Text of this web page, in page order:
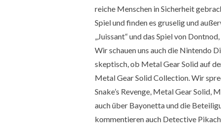
reiche Menschen in Sicherheit
Spiel und finden es gruselig und
„Juissant“ und das Spiel von
Wir schauen uns auch die Nintendo
skeptisch, ob Metal Gear Solid auf
Metal Gear Solid Collection. Wir
Snake’s Revenge, Metal Gear Solid,
auch über Bayonetta und die
kommentieren auch Detective